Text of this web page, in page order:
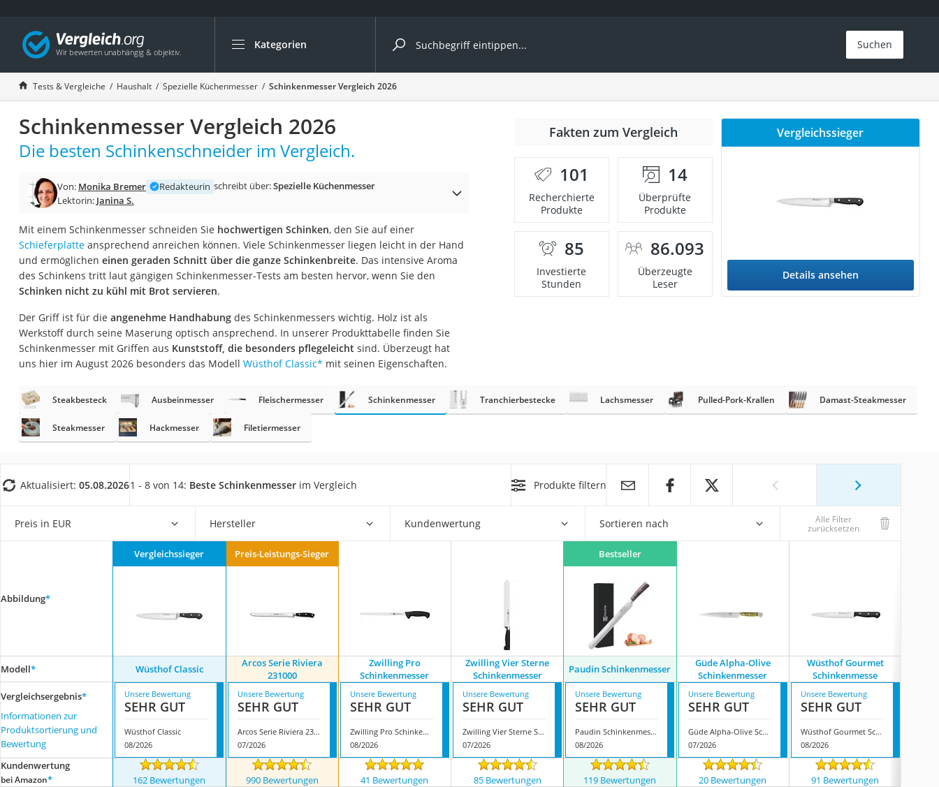
Kategorien
Die beliebtesten Vergleiche nach Kategorie
Haushalt
Wassersprudler
Zentralstaubsauger
Brotbackautomat
Wäschespinne
Spülmaschinentabs
Akku-Staubsauger
Eierkocher
Saug-Wisch-Roboter
Handstaubsauger
Milchaufschäumer
Reiskocher
Heißwasserspender
Ecovacs-Saugroboter
Messerschärfer
Service
Suchen
Tests & Vergleiche Haushalt Spezielle Küchenmesser Schinkenmesser Vergleich 2026
Schinkenmesser Vergleich 2026
Die besten Schinkenschneider im Vergleich.
Von: Monika Bremer Redakteurin schreibt über:Spezielle Küchenmesser
Lektorin: Janina S.
Mit einem Schinkenmesser schneiden Sie hochwertigen Schinken, den Sie auf einer
Schieferplatteansprechend anreichen können. Viele Schinkenmesser liegen leicht in der Hand
und ermöglichen einen geraden Schnitt über die ganze Schinkenbreite. Das intensive Aroma
des Schinkens tritt laut gängigen Schinkenmesser-Tests am besten hervor, wenn Sie den
Schinken nicht zu kühl mit Brot servieren.
Der Griff ist für die angenehme Handhabung des Schinkenmessers wichtig. Holz ist als
Werkstoff durch seine Maserung optisch ansprechend. In unserer Produkttabelle finden Sie
Schinkenmesser mit Griffen aus Kunststoff, die besonders pflegeleicht sind. Überzeugt hat
uns hier im August 2026 besonders das Modell Wüsthof Classic* mit seinen Eigenschaften.
Fakten zum Vergleich
101
Recherchierte
Produkte
14
Überprüfte
Produkte
85
Investierte
Stunden
86.093
Überzeugte
Leser
Vergleichssieger
Details ansehen
Steakbesteck Ausbeinmesser Fleischermesser Schinkenmesser Tranchierbestecke Lachsmesser Pulled-Pork-Krallen Damast-Steakmesser
Steakmesser Hackmesser Filetiermesser
Aktualisiert: 05.08.20261 - 8 von 14: Beste Schinkenmesser im Vergleich Produkte filtern
Preis in EUR Hersteller Kundenwertung Sortieren nach Alle Filter
zurücksetzen
Abbildung*
Vergleichssieger Preis-Leistungs-Sieger Bestseller
Modell* Wüsthof Classic
Arcos Serie Riviera
231000
Zwilling Pro
Schinkenmesser
Zwilling Vier Sterne
Schinkenmesser
Paudin Schinkenmesser
Güde Alpha-Olive
Schinkenmesser
Wüsthof Gourmet
Schinkenmesse
Vergleichsergebnis*
Informationen zur
Produktsortierung und
Bewertung
Unsere Bewertung
SEHR GUT
Wüsthof Classic
08/2026
Unsere Bewertung
SEHR GUT
Arcos Serie Riviera 231000
07/2026
Unsere Bewertung
SEHR GUT
Zwilling Pro Schinkenmesser
08/2026
Unsere Bewertung
SEHR GUT
Zwilling Vier Sterne Schinkenmesser
07/2026
Unsere Bewertung
SEHR GUT
Paudin Schinkenmesser
08/2026
Unsere Bewertung
SEHR GUT
Güde Alpha-Olive Schinkenmesser
07/2026
Unsere Bewertung
SEHR GUT
Wüsthof Gourmet Schinkenmesse
08/2026
Kundenwertung
bei Amazon* 162 Bewertungen 990 Bewertungen 41 Bewertungen 85 Bewertungen 119 Bewertungen 20 Bewertungen 91 Bewertungen